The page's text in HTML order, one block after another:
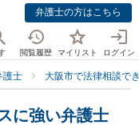
弁護士の方はこちら
閲覧履歴 マイリスト ログイン
護士 大阪市で法律相談で
に強い弁護士